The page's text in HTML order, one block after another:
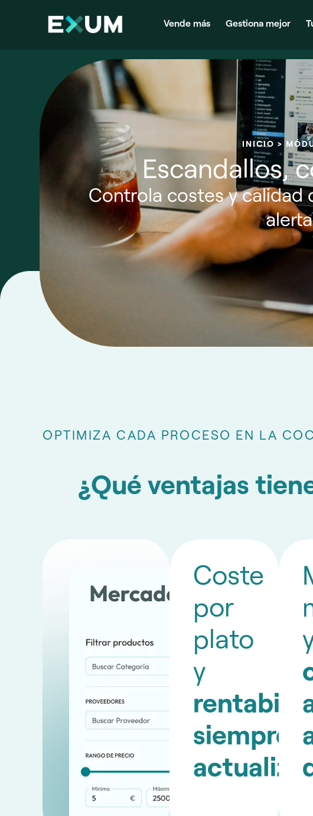
Vende más Gestiona mejor
INICIO >
Escandallos,
Controla costes y calidad
OPTIMIZA CADA PROCESO EN LA
¿Qué ventajas
Coste
por
plato
y
siempre